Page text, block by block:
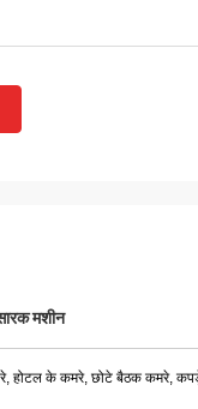
मशीन
होटल के कमरे, छोटे बैठक कमरे, कपड़े